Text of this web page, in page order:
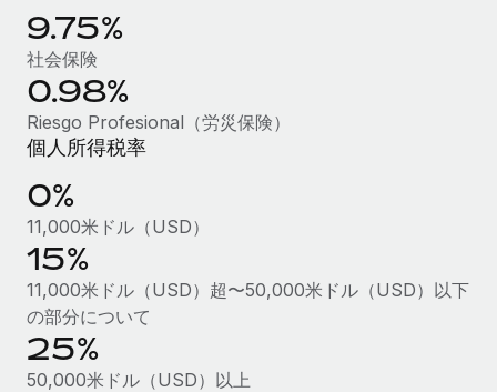
従業員の福利厚生を簡単に管理
Remoteの製品アップデート：GustoとXeroの統合お
よびContractor Management Plus（契約社員管理
プラス）
Remoteの使命は、世界のどこにいても、あらゆる規模の企業が
業務に最適な人材を採用し、管理し、給与を支給できるようにす
ることです。この数週間で、新しい統合、機能、改良点をリリー
スしました。...
詳細を見る
給与詐欺：種類、事例、ビジネスを守る方法
給与, 賃金は詐欺の特に魅力的な標的です。多額の資金がシステ
9.75%
社会保険
0.98%
Riesgo Profesional（労災保険）
個人所得税率
0%
11,000米ドル（USD）
15%
11,000米ドル（USD）超〜50,000米ドル（USD）以下
の部分について
25%
50,000米ドル（USD）以上